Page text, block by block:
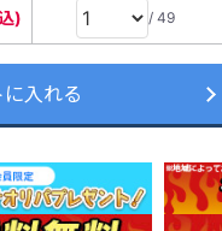
) / 49
に入れる